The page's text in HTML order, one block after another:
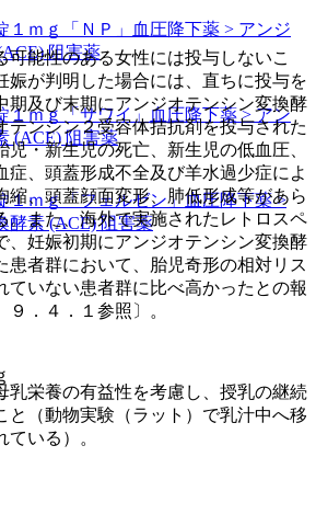
ｍｇ「ＮＰ」
血圧降下薬 > アンジ
阻害薬
１ｍｇ「サワイ」 血圧降下薬 > アン
(ACE) 阻害薬
１ｍｇ「フェルゼン」血圧降下薬 >
酵素 (ACE) 阻害薬
可能性のある女性には投与しないこ
娠が判明した場合には、直ちに投与を
期及び末期にアンジオテンシン変換酵
テンシン２受容体拮抗剤を投与された
・新生児の死亡、新生児の低血圧、
症、頭蓋形成不全及び羊水過少症によ
縮、頭蓋顔面変形、肺低形成等があら
。また、海外で実施されたレトロスペ
、妊娠初期にアンジオテンシン変換酵
患者群において、胎児奇形の相対リス
ていない患者群に比べ高かったとの報
．４．１参照〕。
乳栄養の有益性を考慮し、授乳の継続
と（動物実験（ラット）で乳汁中へ移
いる）。